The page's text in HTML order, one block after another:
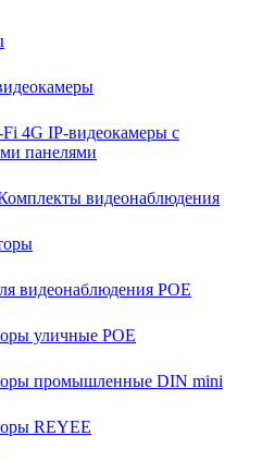
4G IP-видеокамеры с
панелями
видеонаблюдения
видеонаблюдения POE
уличные POE
промышленные DIN mini
REYEE